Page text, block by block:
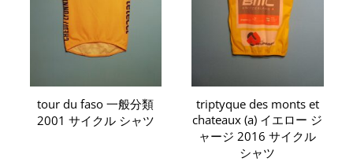
tour du faso 一般分類
2001 サイクル シャツ
triptyque des monts et
chateaux (a) イエロー ジ
ャージ 2016 サイクル
シャツ